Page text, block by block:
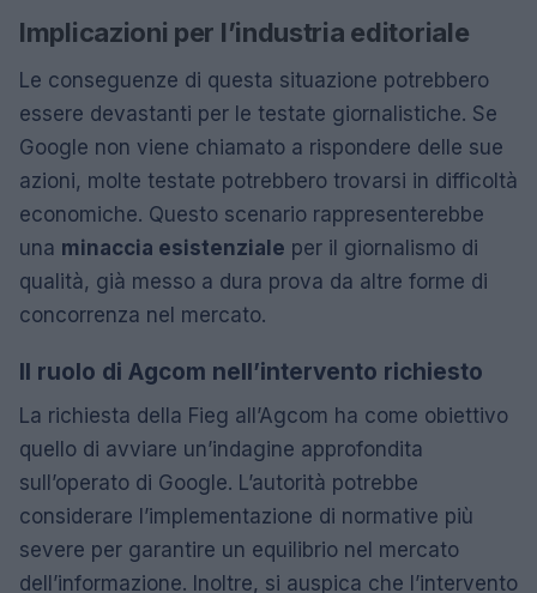
Implicazioni per l’industria editoriale
Le conseguenze di questa situazione potrebbero
essere devastanti per le testate giornalistiche. Se
Google non viene chiamato a rispondere delle sue
azioni, molte testate potrebbero trovarsi in difficoltà
economiche. Questo scenario rappresenterebbe
una minaccia esistenziale per il giornalismo di
qualità, già messo a dura prova da altre forme di
concorrenza nel mercato.
Il ruolo di Agcom nell’intervento richiesto
La richiesta della Fieg all’Agcom ha come obiettivo
quello di avviare un’indagine approfondita
sull’operato di Google. L’autorità potrebbe
considerare l’implementazione di normative più
severe per garantire un equilibrio nel mercato
dell’informazione. Inoltre, si auspica che l’intervento